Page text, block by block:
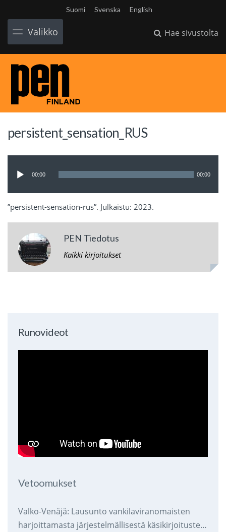
Suomi Svenska English
Valikko Hae sivustolta
persistent_sensation_RUS
00:00 00:00
”persistent-sensation-rus”. Julkaistu: 2023.
PEN Tiedotus
Kaikki kirjoitukset
Runovideot
Vetoomukset
Valko-Venäjä: Lausunto vankilaviranomaisten
harjoittamasta järjestelmällisestä käsikirjoitusten